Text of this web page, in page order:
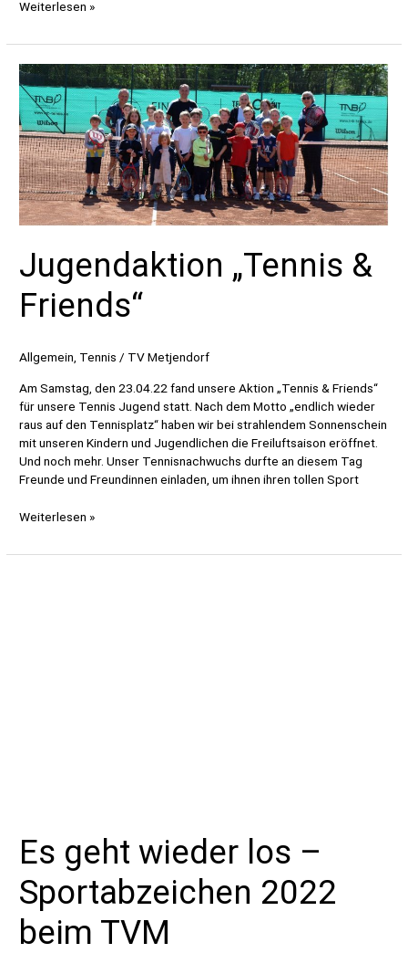
„Kids
–
der
offenen
Tür
beim
TV
Metjendorf
Weiterlesen »
Jugendaktion „Tennis &
Friends“
Allgemein, Tennis / TV Metjendorf
Am Samstag, den 23.04.22 fand unsere Aktion „Tennis & Friends“
für unsere Tennis Jugend statt. Nach dem Motto „endlich wieder
raus auf den Tennisplatz“ haben wir bei strahlendem Sonnenschein
mit unseren Kindern und Jugendlichen die Freiluftsaison eröffnet.
Und noch mehr. Unser Tennisnachwuchs durfte an diesem Tag
Freunde und Freundinnen einladen, um ihnen ihren tollen Sport
Jugendaktion
&
Weiterlesen »
Es geht wieder los –
Sportabzeichen 2022
beim TVM